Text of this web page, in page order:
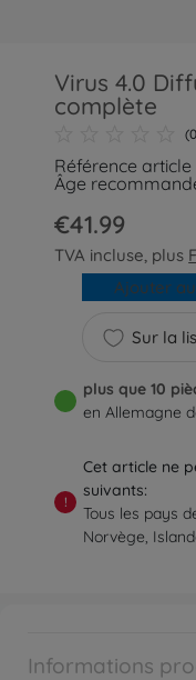
Virus 4.0
complète
Référence article
Âge
€41.99
TVA incluse, plus
Sur la
Ajouter
plus que 10
en Allemagne
!
Cet article ne
suivants:
Tous les pays
Norvège,
Informations